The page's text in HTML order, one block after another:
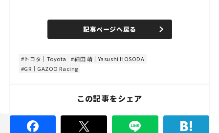
n
e
d
8
記事ページへ戻る
トヨタ｜Toyota
細田 靖｜Yasushi HOSODA
GR｜GAZOO Racing
この記事をシェア